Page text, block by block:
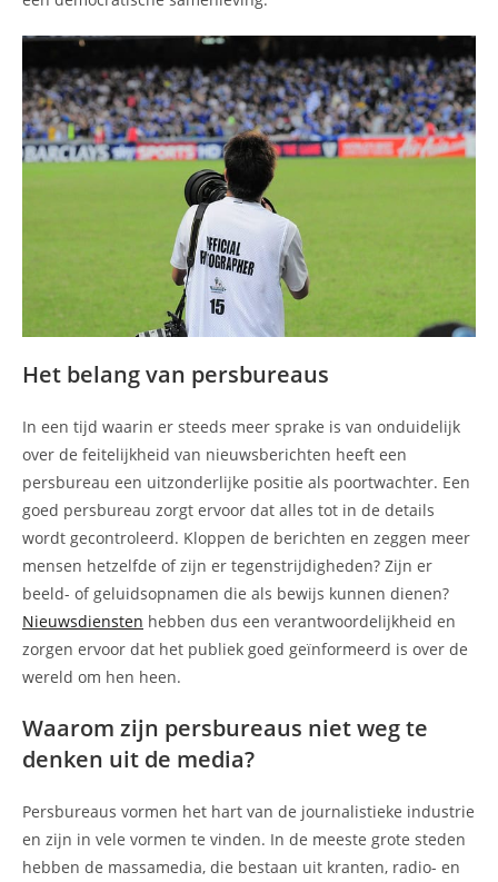
Het belang van persbureaus
In een tijd waarin er steeds meer sprake is van onduidelijk
over de feitelijkheid van nieuwsberichten heeft een
persbureau een uitzonderlijke positie als poortwachter. Een
goed persbureau zorgt ervoor dat alles tot in de details
wordt gecontroleerd. Kloppen de berichten en zeggen meer
mensen hetzelfde of zijn er tegenstrijdigheden? Zijn er
beeld- of geluidsopnamen die als bewijs kunnen dienen?
Nieuwsdiensten hebben dus een verantwoordelijkheid en
zorgen ervoor dat het publiek goed geïnformeerd is over de
wereld om hen heen.
Waarom zijn persbureaus niet weg te
denken uit de media?
Persbureaus vormen het hart van de journalistieke industrie
en zijn in vele vormen te vinden. In de meeste grote steden
hebben de massamedia, die bestaan uit kranten, radio- en